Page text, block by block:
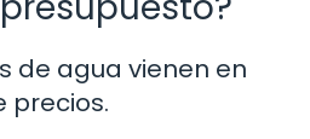
de agua vienen en
precios.